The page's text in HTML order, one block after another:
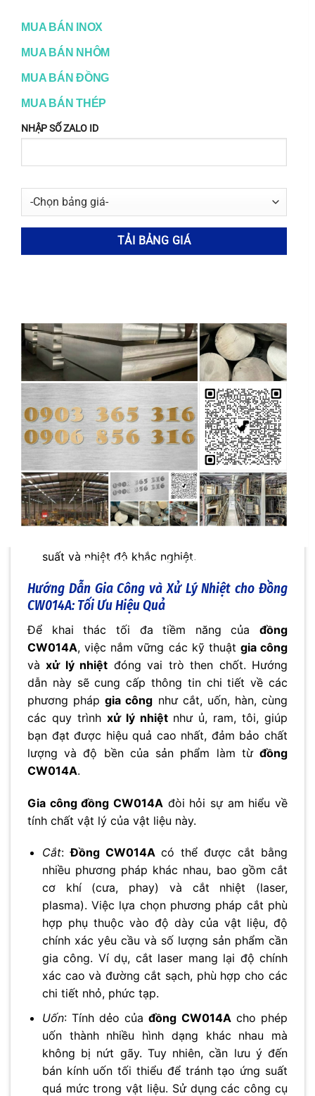
Trong lĩnh vực
sử dụng cho các ứng dụng đòi hỏi độ bền và
Chẳng hạn như:
mòn và chịu được áp lực cao, đảm bảo an
và nhiệt.
Mái lợp và vách ngăn: Tạo lớp bảo vệ bền
vững cho công trình, chống lại các tác động
từ môi trường.
đồng CW014A
được sử dụng trong các ứng
dụng đặc biệt đòi hỏi độ tin cậy và hiệu suất
cao trong điều kiện khắc nghiệt. Ví dụ:
Hệ thống điện và điện tử
: Đảm bảo hoạt
động ổn định của các thiết bị quan trọng trên
máy bay và tàu vũ trụ.
: Giúp kiểm soát nhiệt độ
của các thiết bị điện tử, ngăn ngừa quá nhiệt
và đảm bảo hiệu suất hoạt động.
Vòng bi và bạc đạn: Cung cấp độ bền và khả
suất và nhiệt độ khắc nghiệt.
Hướng Dẫn Gia Công vàXử Lý Nhiệt choĐồng
CW014A: Tối Ưu Hiệu Quả
Để khai thác tối đa tiềm năng của đồng
CW014A, việc nắm vững các kỹ thuật gia công
vàxử lý nhiệt đóng vai trò then chốt. Hướng
dẫn này sẽ cung cấp thông tin chi tiết về các
phương phápgia công như cắt, uốn, hàn, cùng
các quy trình xử lý nhiệtnhư ủ, ram, tôi, giúp
bạn đạt được hiệu quả cao nhất, đảm bảo chất
lượng và độ bền của sản phẩm làm từ đồng
CW014A.
Gia công đồng CW014A đòi hỏi sự am hiểu về
tính chất vật lý của vật liệu này.
Cắt:Đồng CW014Acó thể được cắt bằng
nhiều phương pháp khác nhau, bao gồm cắt
cơ khí (cưa, phay) và cắt nhiệt (laser,
plasma). Việc lựa chọn phương pháp cắt phù
hợp phụ thuộc vào độ dày của vật liệu, độ
chính xác yêu cầu và số lượng sản phẩm cần
gia công. Ví dụ, cắt laser mang lại độ chính
xác cao và đường cắt sạch, phù hợp cho các
chi tiết nhỏ, phức tạp.
Uốn: Tính dẻo củađồng CW014A cho phép
uốn thành nhiều hình dạng khác nhau mà
không bị nứt gãy. Tuy nhiên, cần lưu ý đến
bán kính uốn tối thiểu để tránh tạo ứng suất
quá mức trong vật liệu. Sử dụng các công cụ